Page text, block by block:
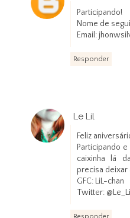
Participando!
Nome de
Email:
Responder
Le Lil
Feliz
Participando
caixinha lá
precisa deixar
GFC: LiL-chan
Twitter: